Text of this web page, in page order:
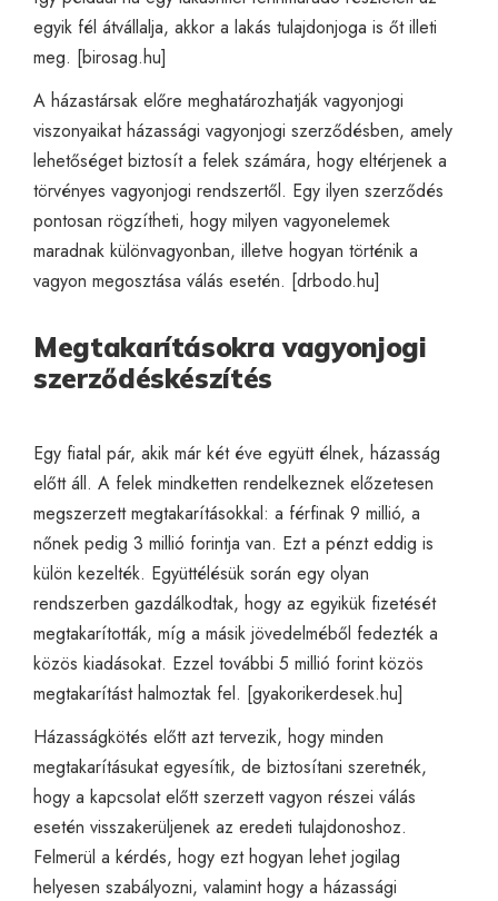
egyik fél átvállalja, akkor a lakás tulajdonjoga is őt illeti
meg. [birosag.hu]
A házastársak előre meghatározhatják vagyonjogi
viszonyaikat házassági vagyonjogi szerződésben, amely
lehetőséget biztosít a felek számára, hogy eltérjenek a
törvényes vagyonjogi rendszertől. Egy ilyen szerződés
pontosan rögzítheti, hogy milyen vagyonelemek
maradnak különvagyonban, illetve hogyan történik a
vagyon megosztása válás esetén. [drbodo.hu]
Megtakarításokra vagyonjogi
szerződéskészítés
Egy fiatal pár, akik már két éve együtt élnek, házasság
előtt áll. A felek mindketten rendelkeznek előzetesen
megszerzett megtakarításokkal: a férfinak 9 millió, a
nőnek pedig 3 millió forintja van. Ezt a pénzt eddig is
külön kezelték. Együttélésük során egy olyan
rendszerben gazdálkodtak, hogy az egyikük fizetését
megtakarították, míg a másik jövedelméből fedezték a
közös kiadásokat. Ezzel további 5 millió forint közös
megtakarítást halmoztak fel. [gyakorikerdesek.hu]
Házasságkötés előtt azt tervezik, hogy minden
megtakarításukat egyesítik, de biztosítani szeretnék,
hogy a kapcsolat előtt szerzett vagyon részei válás
esetén visszakerüljenek az eredeti tulajdonoshoz.
Felmerül a kérdés, hogy ezt hogyan lehet jogilag
helyesen szabályozni, valamint hogy a házassági